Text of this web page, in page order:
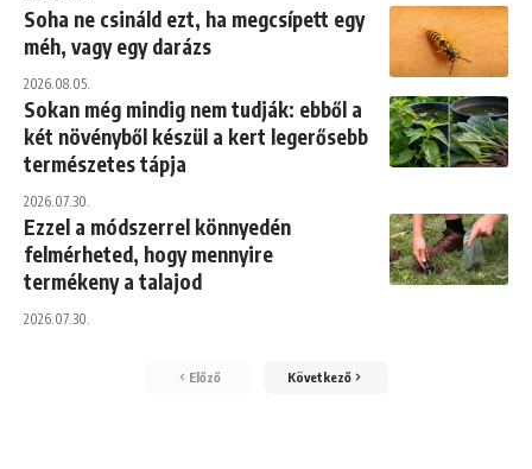
Soha ne csináld ezt, ha megcsípett egy
méh, vagy egy darázs
2026.08.05.
Sokan még mindig nem tudják: ebből a
két növényből készül a kert legerősebb
természetes tápja
2026.07.30.
Ezzel a módszerrel könnyedén
felmérheted, hogy mennyire
termékeny a talajod
2026.07.30.
Előző Következő